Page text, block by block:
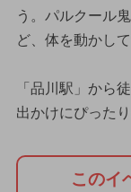
う。パルクール
ど、体を動かし
「品川駅」から
出かけにぴった
このイ